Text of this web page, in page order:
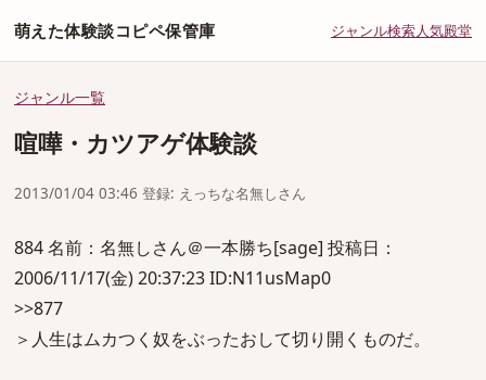
萌えた体験談コピペ保管庫 ジャンル検索人気殿堂
ジャンル一覧
喧嘩・カツアゲ体験談
2013/01/04 03:46 登録: えっちな名無しさん
884 名前：名無しさん＠一本勝ち[sage] 投稿日：
2006/11/17(金) 20:37:23 ID:N11usMap0
>>877
＞人生はムカつく奴をぶったおして切り開くものだ。